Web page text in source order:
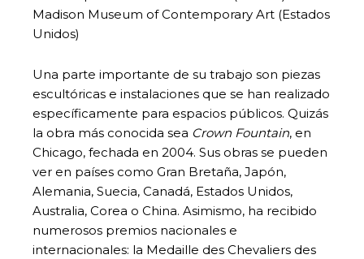
Madison Museum of Contemporary Art (Estados
Unidos)
Una parte importante de su trabajo son piezas
escultóricas e instalaciones que se han realizado
específicamente para espacios públicos. Quizás
la obra más conocida sea Crown Fountain, en
Chicago, fechada en 2004. Sus obras se pueden
ver en países como Gran Bretaña, Japón,
Alemania, Suecia, Canadá, Estados Unidos,
Australia, Corea o China. Asimismo, ha recibido
numerosos premios nacionales e
internacionales: la Medaille des Chevaliers des